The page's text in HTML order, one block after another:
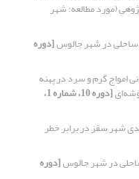
(مورد مطالعه: شهر
در شهر جالوس[دوره
امواج گرم و سرد در پهنه
[دوره 10، شماره 1،
شهر سقز در برابر خطر
در شهر جالوس[دوره